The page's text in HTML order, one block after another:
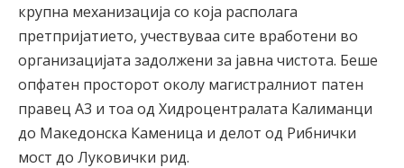
крупна механизација со која располага
претпријатието, учествуваа сите вработени во
организацијата задолжени за јавна чистота. Беше
опфатен просторот околу магистралниот патен
правец А3 и тоа од Хидроцентралата Калиманци
до Македонска Каменица и делот од Рибнички
мост до Луковички рид.